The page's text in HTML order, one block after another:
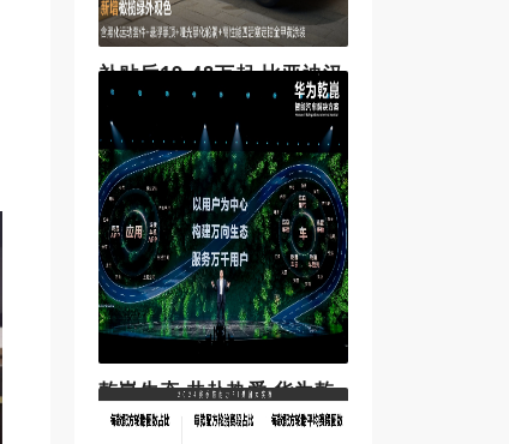
补贴后19.48万起 比亚迪汉
L新增双车色并实现“车位到
车位”领航辅助
在近日开幕的第二十三届广州国际
车展上，比亚迪正式亮相了旗舰轿
车汉L的全新车色，并宣布推出包含
“车位到车位”领航辅助等功能的OTA
升级。汉L EV共推出3款配置，补贴
后售价20.48万-26.48万元；
乾崑生态 共赴热爱 华为乾
崑智驾与座舱双双迈入L3时